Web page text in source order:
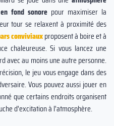
fond sonore pour maximiser la
tour se relaxent à proximité des
conviviauxproposent à boire et à
chaleureuse. Si vous lancez une
avec au moins une autre personne.
le jeu vous engage dans des
Vous pouvez aussi jouer en
que certains endroits organisent
d'excitation à l'atmosphère.